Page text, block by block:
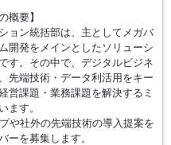
概要】
ョン統括部は、主としてメガバ
開発をメインとしたソリューシ
す。その中で、デジタルビジネ
先端技術・データ利活用をキー
営課題・業務課題を解決するミ
ます。
や社外の先端技術の導入提案を
ーを募集します。